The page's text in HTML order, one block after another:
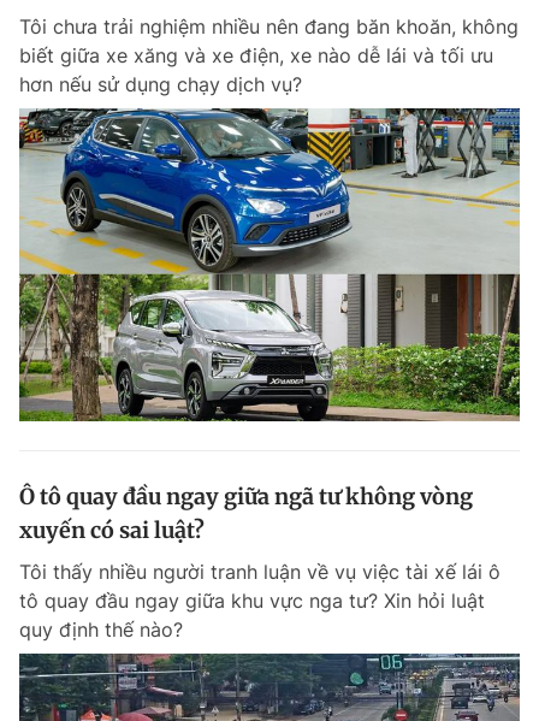
Phó tổng biên tập: Trần Việt Hưng
Tổng thư ký tòa soạn: Đức Trung
Giấy phép xuất bản số 110/GP - BTTTT cấp ngày 24.3.2020
© 2003-2026 Bản quyền thuộc về Báo Thanh Niên. Cấm sao chép
dưới mọi hình thức nếu không có sự chấp thuận bằng văn bản.
Phát triển bởi ePi Technologies, JSC.
Tôi chưa trải nghiệm nhiều nên đang băn khoăn, không
biết giữa xe xăng và xe điện, xe nào dễ lái và tối ưu
hơn nếu sử dụng chạy dịch vụ?
Ô tô quay đầu ngay giữa ngã tư không vòng
xuyến có sai luật?
Tôi thấy nhiều người tranh luận về vụ việc tài xế lái ô
tô quay đầu ngay giữa khu vực nga tư? Xin hỏi luật
quy định thế nào?